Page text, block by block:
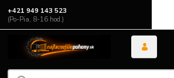
+421 949 143 523
(Po-Pia, 8-16 hod.)